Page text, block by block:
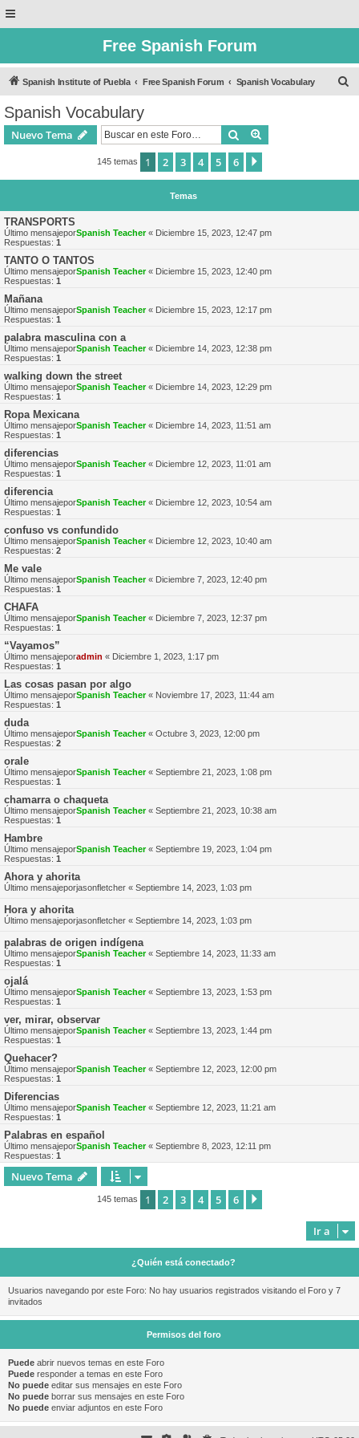
Free Spanish Forum
Spanish Institute of Puebla Free Spanish Forum Spanish Vocabulary
Spanish Vocabulary
Nuevo Tema Buscar
145 temas 1 2 3 4 5 6
Temas
TRANSPORTS
Último mensajeporSpanish Teacher« Diciembre 15, 2023, 12:47 pm
Respuestas: 1
TANTO O TANTOS
Último mensajeporSpanish Teacher« Diciembre 15, 2023, 12:40 pm
Respuestas: 1
Mañana
Último mensajeporSpanish Teacher« Diciembre 15, 2023, 12:17 pm
Respuestas: 1
palabra masculina con a
Último mensajeporSpanish Teacher« Diciembre 14, 2023, 12:38 pm
Respuestas: 1
walking down the street
Último mensajeporSpanish Teacher« Diciembre 14, 2023, 12:29 pm
Respuestas: 1
Ropa Mexicana
Último mensajeporSpanish Teacher« Diciembre 14, 2023, 11:51 am
Respuestas: 1
diferencias
Último mensajeporSpanish Teacher« Diciembre 12, 2023, 11:01 am
Respuestas: 1
diferencia
Último mensajeporSpanish Teacher« Diciembre 12, 2023, 10:54 am
Respuestas: 1
confuso vs confundido
Último mensajeporSpanish Teacher« Diciembre 12, 2023, 10:40 am
Respuestas: 2
Me vale
Último mensajeporSpanish Teacher« Diciembre 7, 2023, 12:40 pm
Respuestas: 1
CHAFA
Último mensajeporSpanish Teacher« Diciembre 7, 2023, 12:37 pm
Respuestas: 1
“Vayamos”
Último mensajeporadmin « Diciembre 1, 2023, 1:17 pm
Respuestas: 1
Las cosas pasan por algo
Último mensajeporSpanish Teacher« Noviembre 17, 2023, 11:44 am
Respuestas: 1
duda
Último mensajeporSpanish Teacher« Octubre 3, 2023, 12:00 pm
Respuestas: 2
orale
Último mensajeporSpanish Teacher« Septiembre 21, 2023, 1:08 pm
Respuestas: 1
chamarra o chaqueta
Último mensajeporSpanish Teacher« Septiembre 21, 2023, 10:38 am
Respuestas: 1
Hambre
Último mensajeporSpanish Teacher« Septiembre 19, 2023, 1:04 pm
Respuestas: 1
Ahora y ahorita
Último mensajeporjasonfletcher « Septiembre 14, 2023, 1:03 pm
Hora y ahorita
Último mensajeporjasonfletcher « Septiembre 14, 2023, 1:03 pm
palabras de origen indígena
Último mensajeporSpanish Teacher« Septiembre 14, 2023, 11:33 am
Respuestas: 1
ojalá
Último mensajeporSpanish Teacher« Septiembre 13, 2023, 1:53 pm
Respuestas: 1
ver, mirar, observar
Último mensajeporSpanish Teacher« Septiembre 13, 2023, 1:44 pm
Respuestas: 1
Quehacer?
Último mensajeporSpanish Teacher« Septiembre 12, 2023, 12:00 pm
Respuestas: 1
Diferencias
Último mensajeporSpanish Teacher« Septiembre 12, 2023, 11:21 am
Respuestas: 1
Palabras en español
Último mensajeporSpanish Teacher« Septiembre 8, 2023, 12:11 pm
Respuestas: 1
Nuevo Tema
145 temas 1 2 3 4 5 6
Ir a
¿Quién está conectado?
Usuarios navegando por este Foro: No hay usuarios registrados visitando el Foro y 7
invitados
Permisos del foro
Puede abrir nuevos temas en este Foro
Puede responder a temas en este Foro
No puede editar sus mensajes en este Foro
No puede borrar sus mensajes en este Foro
No puede enviar adjuntos en este Foro